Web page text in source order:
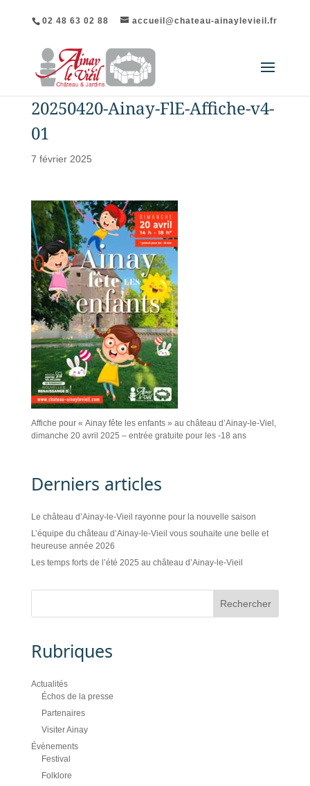
02 48 63 02 88 accueil@chateau-ainaylevieil.fr
20250420-Ainay-FlE-Affiche-v4-
01
7 février 2025
Affiche pour « Ainay fête les enfants » au château d’Ainay-le-Viel,
dimanche 20 avril 2025 – entrée gratuite pour les -18 ans
Derniers articles
Le château d’Ainay-le-Vieil rayonne pour la nouvelle saison
L’équipe du château d’Ainay-le-Vieil vous souhaite une belle et
heureuse année 2026
Les temps forts de l’été 2025 au château d’Ainay-le-Vieil
Rubriques
Actualités
Échos de la presse
Partenaires
Visiter Ainay
Évènements
Festival
Folklore